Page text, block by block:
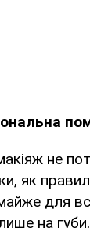
не
як
для
лише на